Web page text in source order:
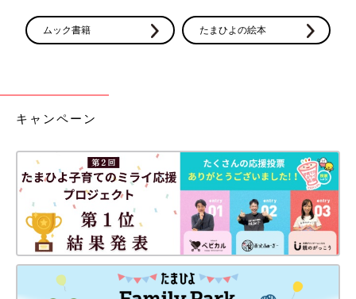
ムック書籍 たまひよの絵本
キャンペーン